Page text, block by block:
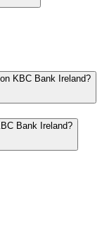
KBC Bank Ireland?
Bank Ireland?